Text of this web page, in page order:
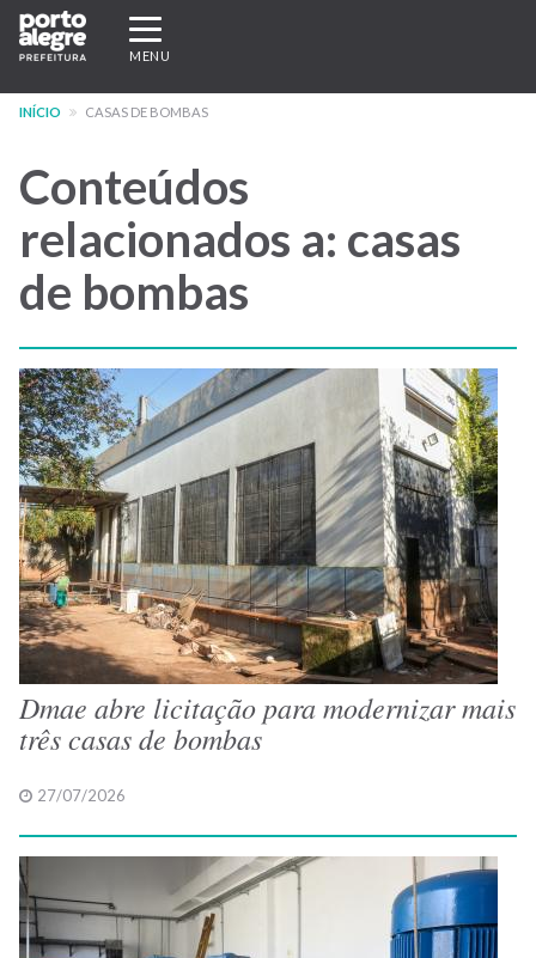
Pular
para
conteúdo
Expandir/recolher
navegação
MENU
INÍCIO CASAS DE BOMBAS
Conteúdos
relacionados a: casas
de bombas
Dmae abre licitação para modernizar mais
três casas de bombas
27/07/2026